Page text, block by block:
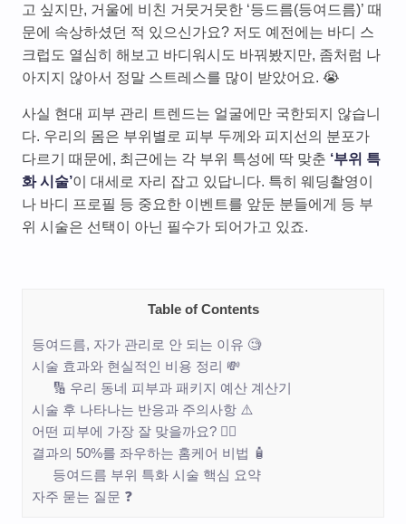
고 싶지만, 거울에 비친 거뭇거뭇한 ‘등드름(등여드름)’ 때
문에 속상하셨던 적 있으신가요? 저도 예전에는 바디 스
크럽도 열심히 해보고 바디워시도 바꿔봤지만, 좀처럼 나
아지지 않아서 정말 스트레스를 많이 받았어요. 😭
사실 현대 피부 관리 트렌드는 얼굴에만 국한되지 않습니
다. 우리의 몸은 부위별로 피부 두께와 피지선의 분포가
다르기 때문에, 최근에는 각 부위 특성에 딱 맞춘 ‘부위 특
화 시술’이 대세로 자리 잡고 있답니다. 특히 웨딩촬영이
나 바디 프로필 등 중요한 이벤트를 앞둔 분들에게 등 부
위 시술은 선택이 아닌 필수가 되어가고 있죠.
Table of Contents
등여드름, 자가 관리로 안 되는 이유 🧐
시술 효과와 현실적인 비용 정리 💸
🔢 우리 동네 피부과 패키지 예산 계산기
시술 후 나타나는 반응과 주의사항 ⚠️
어떤 피부에 가장 잘 맞을까요? 🙋‍♀️
결과의 50%를 좌우하는 홈케어 비법 🧴
등여드름 부위 특화 시술 핵심 요약
자주 묻는 질문 ❓